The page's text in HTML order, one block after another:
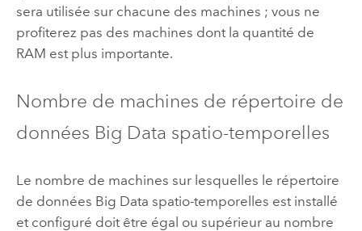
sera utilisée sur chacune des machines ; vous ne
profiterez pas des machines dont la quantité de
RAM est plus importante.
Nombre de machines de répertoire de
données Big Data spatio-temporelles
Le nombre de machines sur lesquelles le répertoire
de données Big Data spatio-temporelles est installé
et configuré doit être égal ou supérieur au nombre